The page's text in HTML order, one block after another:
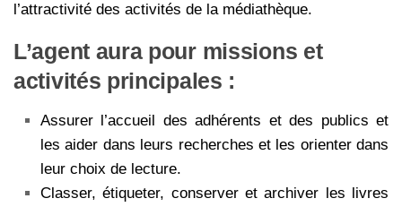
l’attractivité des activités de la médiathèque.
L’agent aura pour missions et
activités principales :
Assurer l’accueil des adhérents et des publics et
les aider dans leurs recherches et les orienter dans
leur choix de lecture.
Classer, étiqueter, conserver et archiver les livres